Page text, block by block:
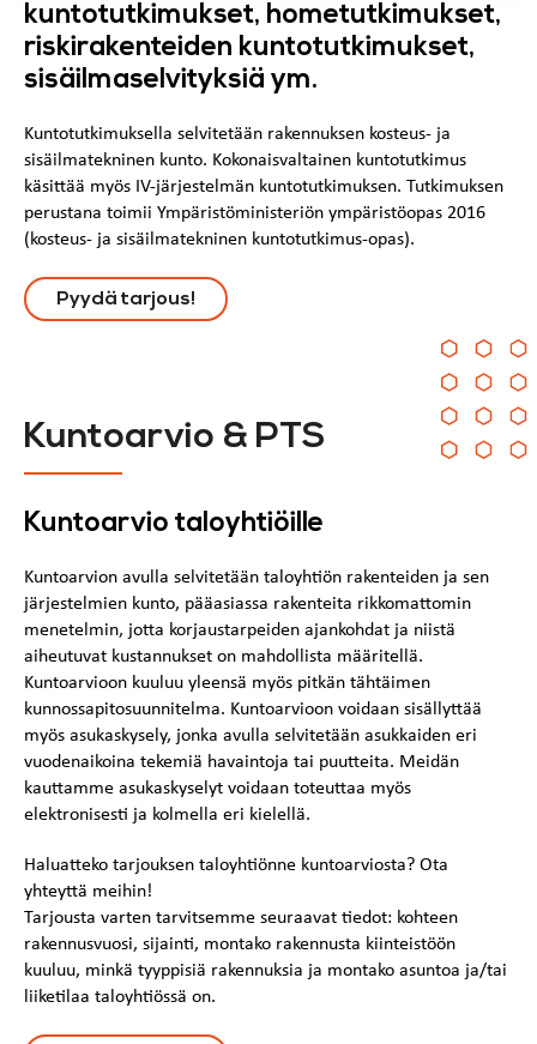
kuntotutkimukset, hometutkimukset,
riskirakenteiden kuntotutkimukset,
sisäilmaselvityksiä ym.
Kuntotutkimuksella selvitetään rakennuksen kosteus- ja
sisäilmatekninen kunto. Kokonaisvaltainen kuntotutkimus
käsittää myös IV-järjestelmän kuntotutkimuksen. Tutkimuksen
perustana toimii Ympäristöministeriön ympäristöopas 2016
(kosteus- ja sisäilmatekninen kuntotutkimus-opas).
Pyydä tarjous!
Kuntoarvio & PTS
Kuntoarvio taloyhtiöille
Kuntoarvion avulla selvitetään taloyhtiön rakenteiden ja sen
järjestelmien kunto, pääasiassa rakenteita rikkomattomin
menetelmin, jotta korjaustarpeiden ajankohdat ja niistä
aiheutuvat kustannukset on mahdollista määritellä.
Kuntoarvioon kuuluu yleensä myös pitkän tähtäimen
kunnossapitosuunnitelma. Kuntoarvioon voidaan sisällyttää
myös asukaskysely, jonka avulla selvitetään asukkaiden eri
vuodenaikoina tekemiä havaintoja tai puutteita. Meidän
kauttamme asukaskyselyt voidaan toteuttaa myös
elektronisesti ja kolmella eri kielellä.
Haluatteko tarjouksen taloyhtiönne kuntoarviosta? Ota
yhteyttä meihin!
Tarjousta varten tarvitsemme seuraavat tiedot: kohteen
rakennusvuosi, sijainti, montako rakennusta kiinteistöön
kuuluu, minkä tyyppisiä rakennuksia ja montako asuntoa ja/tai
liiketilaa taloyhtiössä on.